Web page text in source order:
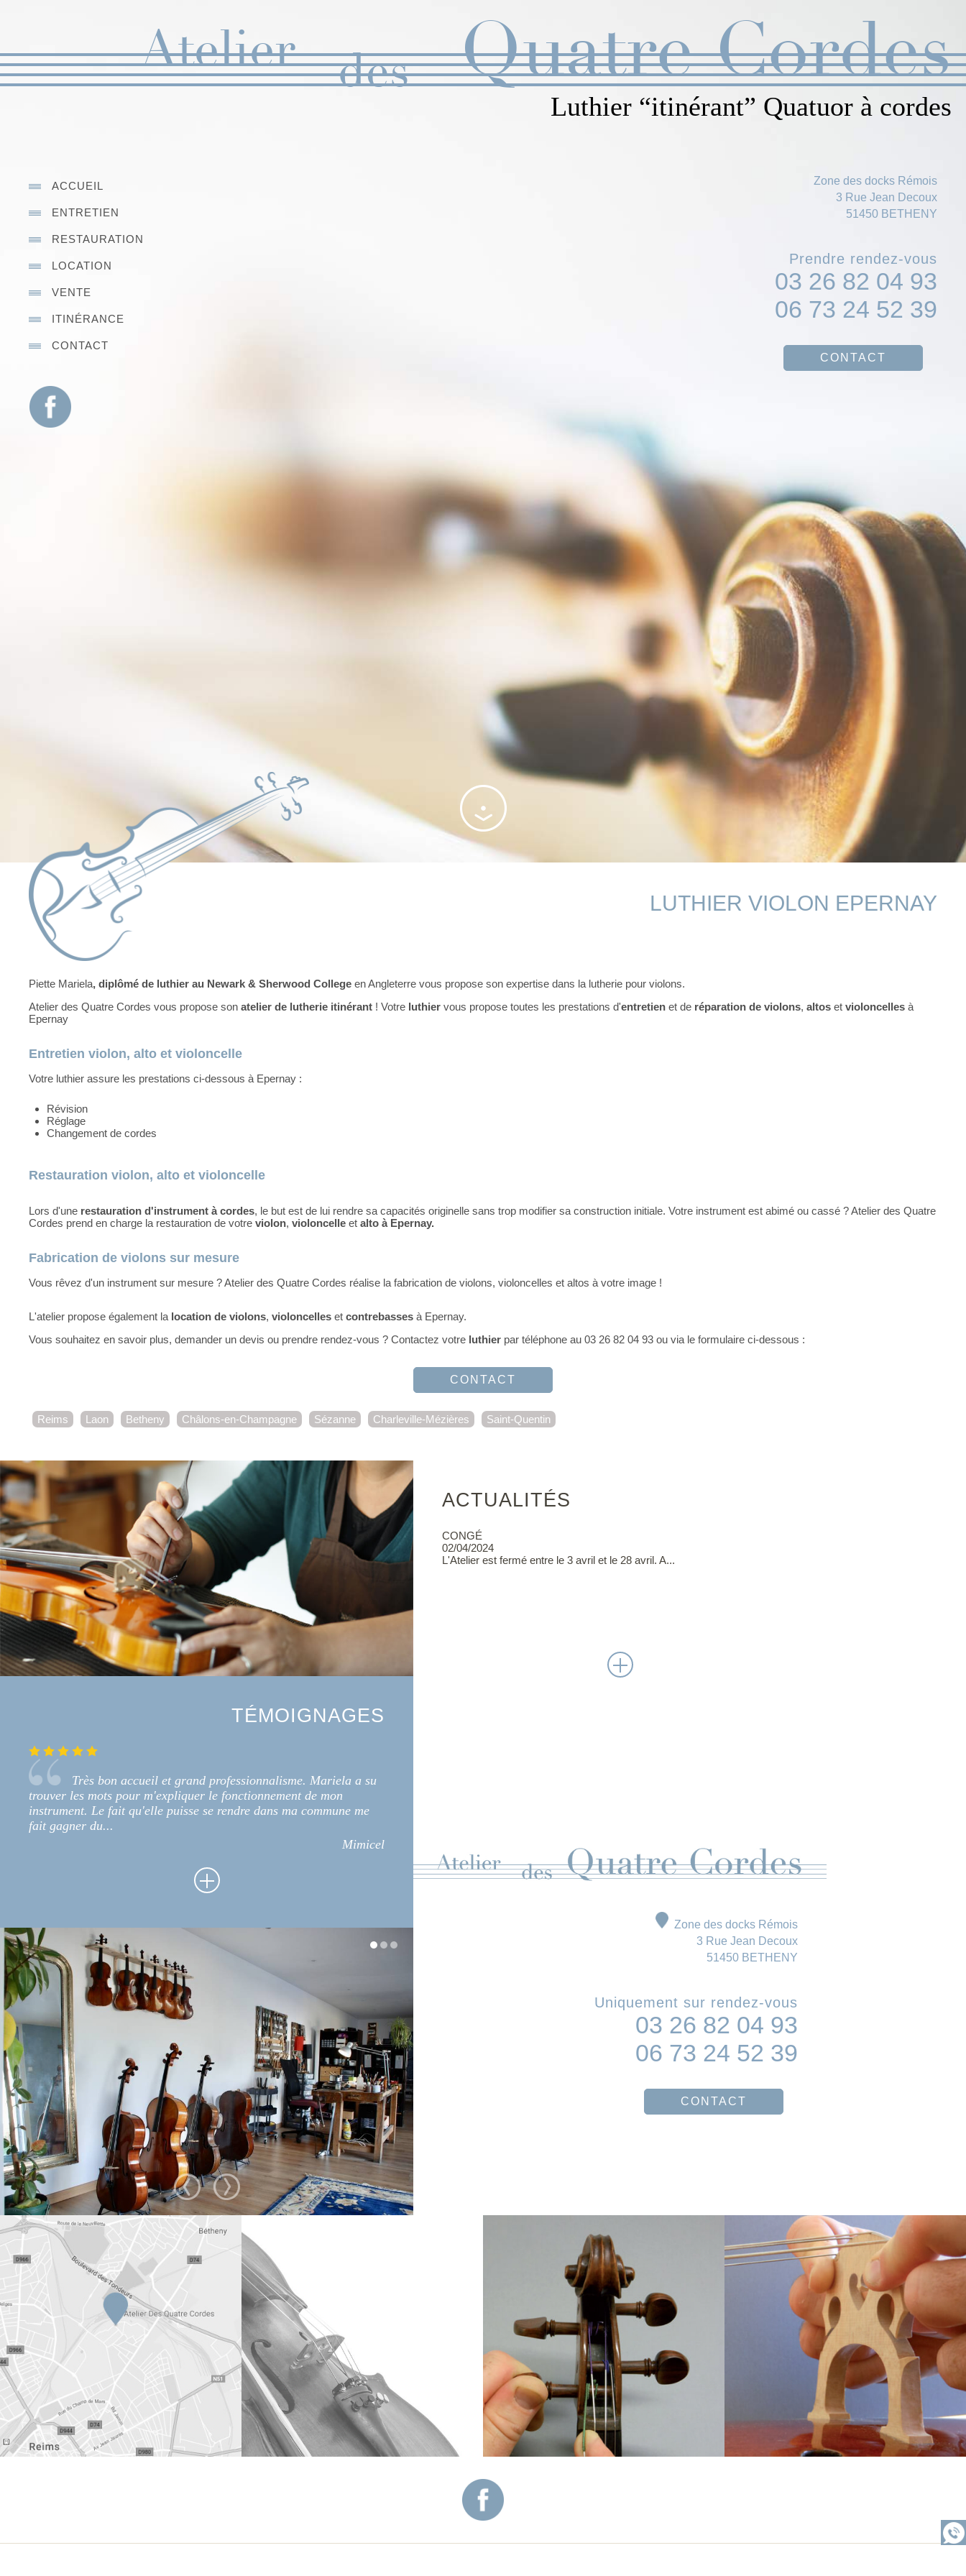
Quatre Cordes
Luthier “itinérant” Quatuor à cordes
ACCUEIL
ENTRETIEN
RESTAURATION
LOCATION
VENTE
ITINÉRANCE
CONTACT
Zone des docks Rémois
3 Rue Jean Decoux
51450 BETHENY
Prendre rendez-vous
03 26 82 04 93
06 73 24 52 39
CONTACT
LUTHIER VIOLON EPERNAY
Piette Mariela, diplômé de luthier au Newark & Sherwood College en Angleterre vous propose son expertise dans la lutherie pour violons.
Atelier des Quatre Cordes vous propose son atelier de lutherie itinérant ! Votre luthier vous propose toutes les prestations d'entretien et de réparation de violons, altos et violoncelles à
Epernay
Entretien violon, alto et violoncelle
Votre luthier assure les prestations ci-dessous à Epernay :
Révision
Réglage
Changement de cordes
Restauration violon, alto et violoncelle
Lors d'une restauration d'instrument à cordes, le but est de lui rendre sa capacités originelle sans trop modifier sa construction initiale. Votre instrument est abimé ou cassé ? Atelier des Quatre
Cordes prend en charge la restauration de votre violon, violoncelle et alto à Epernay.
Fabrication de violons sur mesure
Vous rêvez d'un instrument sur mesure ? Atelier des Quatre Cordes réalise la fabrication de violons, violoncelles et altos à votre image !
L'atelier propose également la location de violons, violoncelles et contrebasses à Epernay.
Vous souhaitez en savoir plus, demander un devis ou prendre rendez-vous ? Contactez votre luthier par téléphone au 03 26 82 04 93 ou via le formulaire ci-dessous :
CONTACT
Reims Laon Betheny Châlons-en-Champagne Sézanne Charleville-Mézières Saint-Quentin
TÉMOIGNAGES
Très bon accueil et grand professionnalisme. Mariela a su
trouver les mots pour m'expliquer le fonctionnement de mon
instrument. Le fait qu'elle puisse se rendre dans ma commune me
fait gagner du...
Mimicel
ACTUALITÉS
CONGÉ
02/04/2024
L'Atelier est fermé entre le 3 avril et le 28 avril. A...
Zone des docks Rémois
3 Rue Jean Decoux
51450 BETHENY
Uniquement sur rendez-vous
03 26 82 04 93
06 73 24 52 39
CONTACT